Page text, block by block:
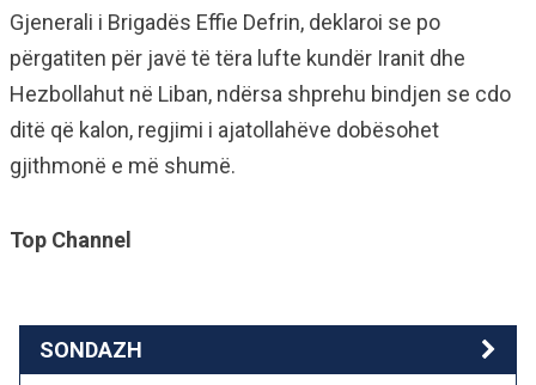
Gjenerali i Brigadës Effie Defrin, deklaroi se po
përgatiten për javë të tëra lufte kundër Iranit dhe
Hezbollahut në Liban, ndërsa shprehu bindjen se cdo
ditë që kalon, regjimi i ajatollahëve dobësohet
gjithmonë e më shumë.
Top Channel
SONDAZH